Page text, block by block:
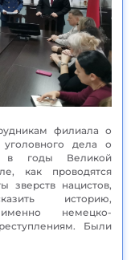
филиала о
дела о
в годы Великой
как проводятся
зверств нацистов,
историю,
именно немецко-
Были